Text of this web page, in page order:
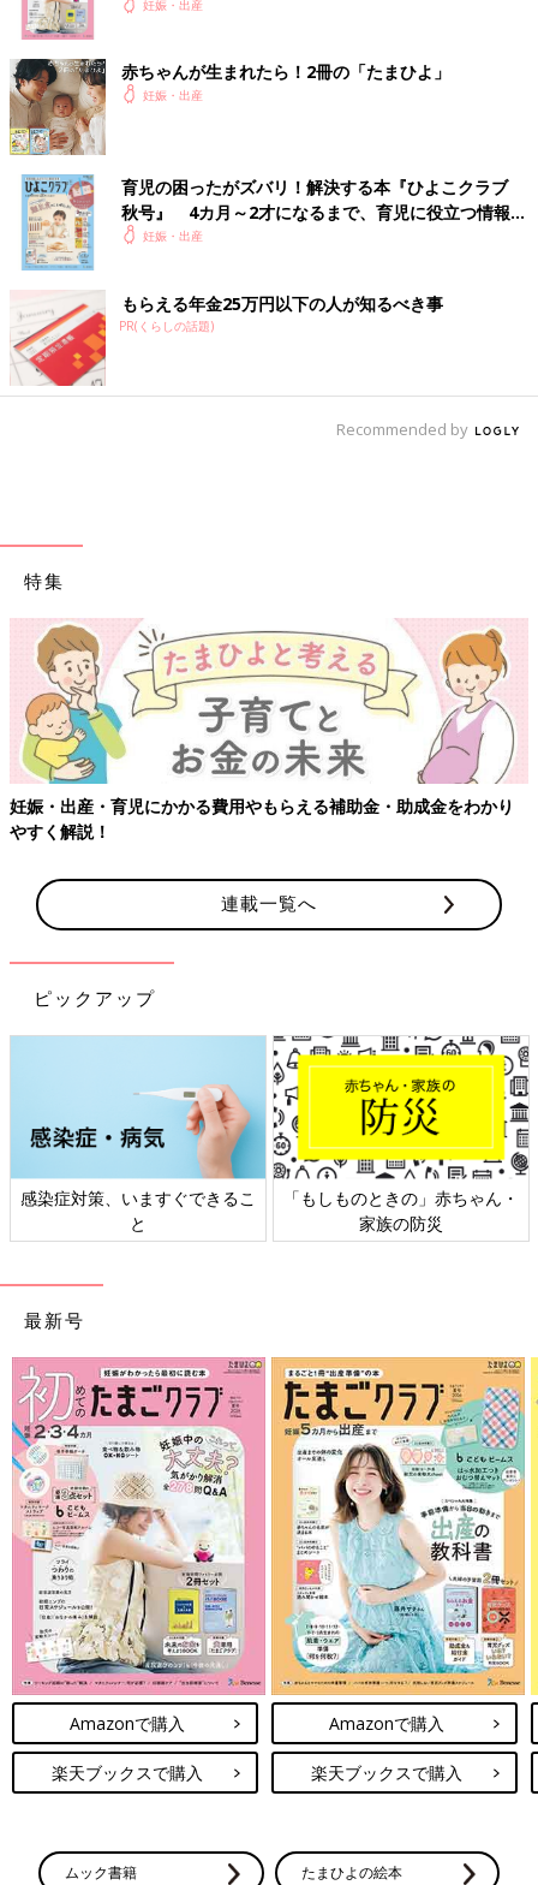
妊娠・出産
赤ちゃんが生まれたら！2冊の「たまひよ」
妊娠・出産
育児の困ったがズバリ！解決する本『ひよこクラブ
秋号』 4カ月～2才になるまで、育児に役立つ情報が
いっぱい！
妊娠・出産
もらえる年金25万円以下の人が知るべき事
PR(くらしの話題)
Recommended by
特集
妊娠・出産・育児にかかる費用やもらえる補助金・助成金をわかり
やすく解説！
連載一覧へ
ピックアップ
感染症対策、いますぐできるこ
と
「もしものときの」赤ちゃん・
家族の防災
最新号
Amazonで購入
楽天ブックスで購入
Amazonで購入
楽天ブックスで購入
ムック書籍 たまひよの絵本